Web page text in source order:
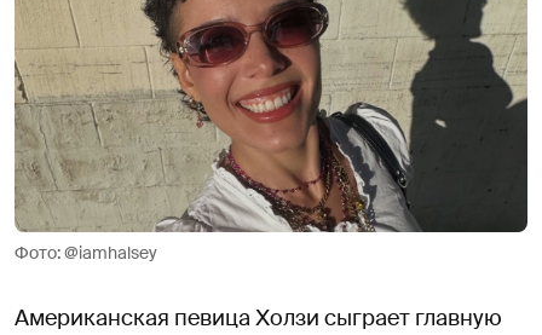
Фото: @iamhalsey
Американская певица Холзи сыграет главную